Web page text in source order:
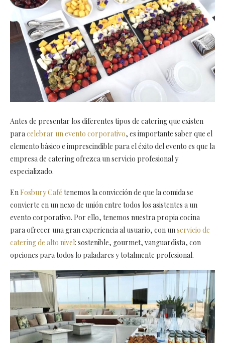
Antes de presentar los diferentes tipos de catering que existen
para celebrar un evento corporativo, es importante saber que el
elemento básico e imprescindible para el éxito del evento es que la
empresa de catering ofrezca un servicio profesional y
especializado.
En Fosbury Café tenemos la convicción de que la comida se
convierte en un nexo de unión entre todos los asistentes a un
evento corporativo. Por ello, tenemos nuestra propia cocina
para ofrecer una gran experiencia al usuario, con un servicio de
catering de alto nivel: sostenible, gourmet, vanguardista, con
opciones para todos lo paladares y totalmente profesional.